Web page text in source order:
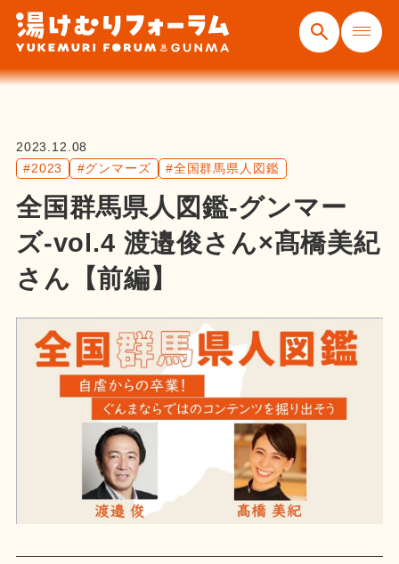
2023.12.08
#2023
#グンマーズ #全国群馬県人図鑑
全国群馬県人図鑑-グンマー
ズ-vol.4 渡邉俊さん×髙橋美紀
さん【前編】